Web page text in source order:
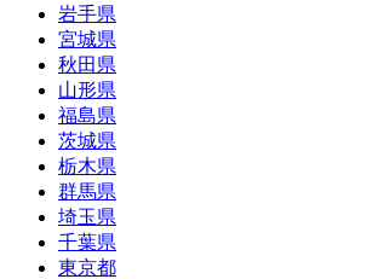
岩手県
宮城県
秋田県
山形県
福島県
茨城県
栃木県
群馬県
埼玉県
千葉県
東京都